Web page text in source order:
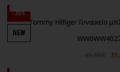
-30%
NEW
Tommy Hilfiger Γυναικεία